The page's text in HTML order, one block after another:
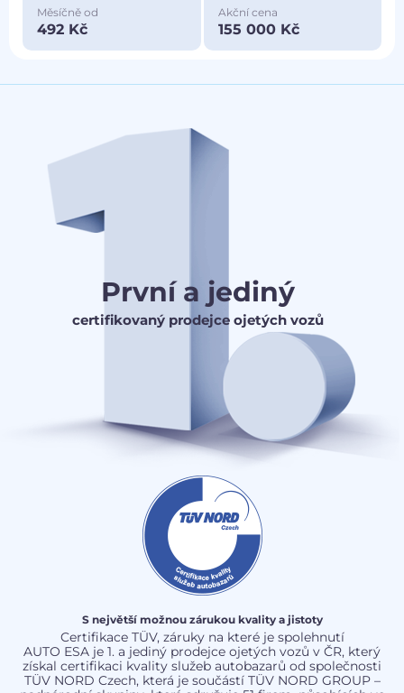
Měsíčně od
492 Kč
Akční cena
155 000 Kč
První a jediný
certifikovaný prodejce ojetých vozů
S největší možnou zárukou kvality a jistoty
Certifikace TÜV, záruky na které je spolehnutí
AUTO ESA je 1. a jediný prodejce ojetých vozů v ČR, který
získal certifikaci kvality služeb autobazarů od společnosti
TÜV NORD Czech, která je součástí TÜV NORD GROUP –